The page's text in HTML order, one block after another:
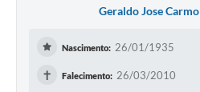
Geraldo Jose Carmo
Nascimento: 26/01/1935
✝ Falecimento: 26/03/2010